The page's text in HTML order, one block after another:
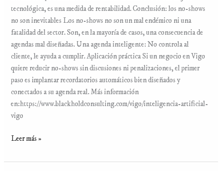
tecnológica, es una medida de rentabilidad. Conclusión: los no-shows
no son inevitables Los no-shows no son un mal endémico ni una
fatalidad del sector. Son, en la mayoría de casos, una consecuencia de
agendas mal diseñadas. Una agenda inteligente: No controla al
cliente, le ayuda a cumplir. Aplicación práctica Si un negocio en Vigo
quiere reducir no-shows sin discusiones ni penalizaciones, el primer
paso es implantar recordatorios automáticos bien diseñados y
conectados a su agenda real. Más información
en:https://www.blackholdconsulting.com/vigo/inteligencia-artificial-
vigo
Leer más »